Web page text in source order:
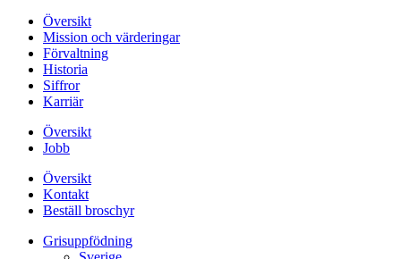
Översikt
Mission och värderingar
Förvaltning
Historia
Siffror
Karriär
Översikt
Jobb
Översikt
Kontakt
Beställ broschyr
Grisuppfödning